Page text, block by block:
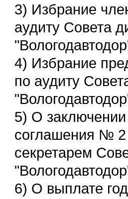
3) Избрание
аудиту Совета
4) Избрание
по аудиту
5) О
соглашения № 2
секретарем
6) О выплате